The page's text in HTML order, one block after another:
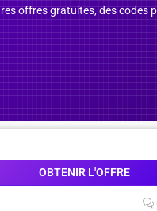
offres gratuites, des codes
OBTENIR L'OFFRE